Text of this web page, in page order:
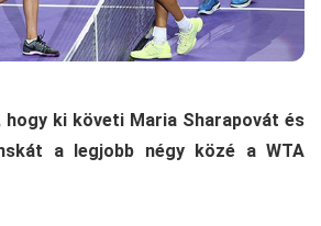
hogy ki követi Maria Sharapovát és
a legjobb négy közé a WTA